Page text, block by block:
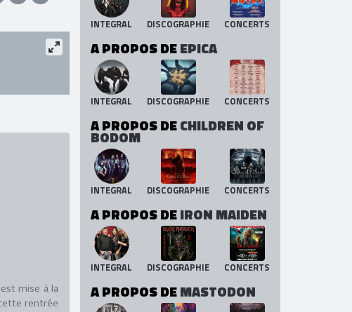
mise à la
rentrée
INTEGRAL DISCOGRAPHIE CONCERTS
A PROPOS DEEPICA
INTEGRAL DISCOGRAPHIE CONCERTS
A PROPOS DECHILDREN OF
BODOM
INTEGRAL DISCOGRAPHIE CONCERTS
A PROPOS DEIRON MAIDEN
INTEGRAL DISCOGRAPHIE CONCERTS
A PROPOS DEMASTODON